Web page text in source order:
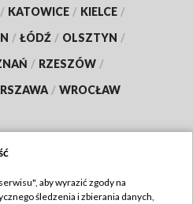
/ KATOWICE / KIELCE /
/ ŁÓDŹ / OLSZTYN /
/ RZESZÓW /
/ WROCŁAW
TVP
aby wyrazić zgody na
śledzenia i zbierania danych,